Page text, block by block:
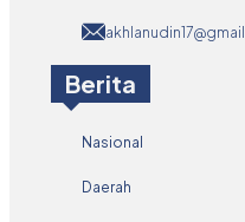
Berita
Nasional
Daerah